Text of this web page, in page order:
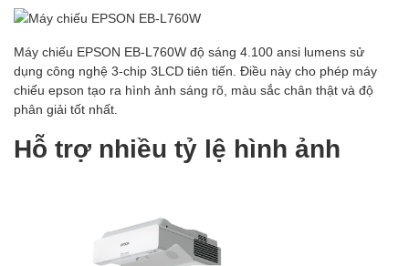
Máy chiếu EPSON EB-L760W độ sáng 4.100 ansi lumens sử
dụng công nghệ 3-chip 3LCD tiên tiến. Điều này cho phép máy
chiếu epson tạo ra hình ảnh sáng rõ, màu sắc chân thật và độ
phân giải tốt nhất.
Hỗ trợ nhiều tỷ lệ hình ảnh